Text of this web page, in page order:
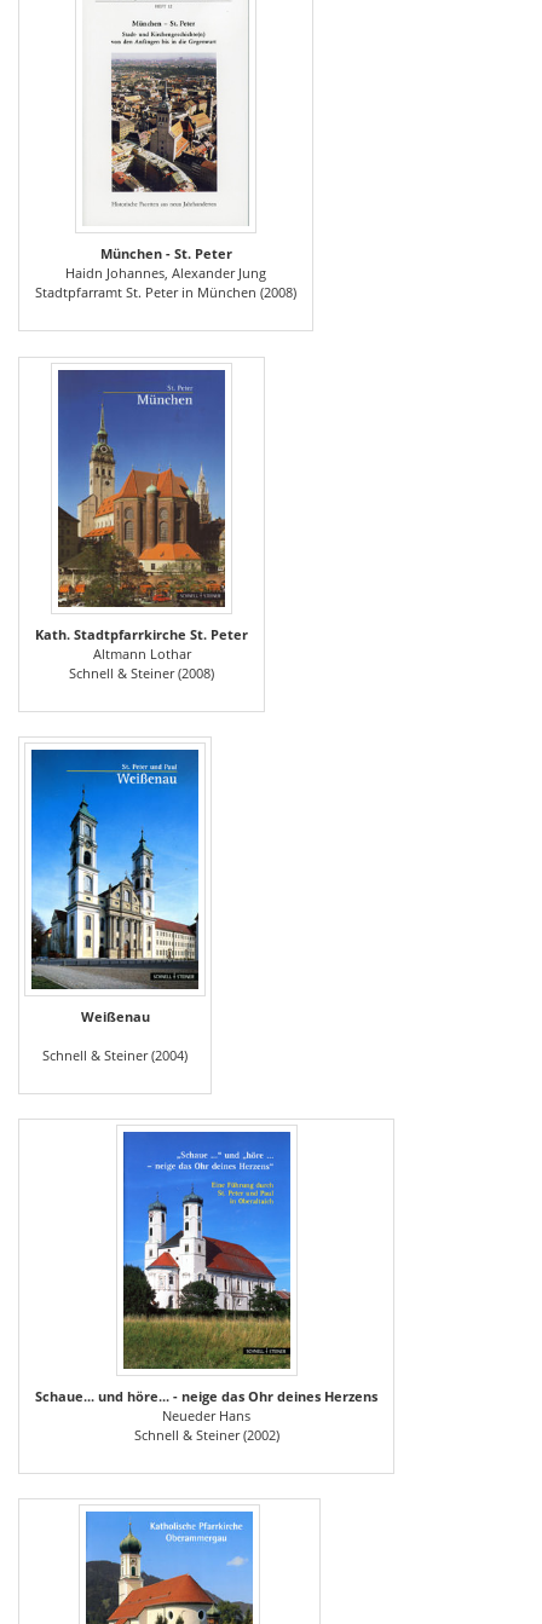
München - St. Peter
Haidn Johannes, Alexander Jung
Stadtpfarramt St. Peter in München (2008)
Kath. Stadtpfarrkirche St. Peter
Altmann Lothar
Schnell & Steiner (2008)
Weißenau
Schnell & Steiner (2004)
Schaue... und höre... - neige das Ohr deines Herzens
Neueder Hans
Schnell & Steiner (2002)